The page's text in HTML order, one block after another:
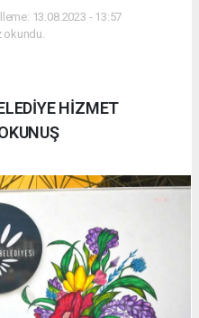
13.08.2023 - 13:57
okundu.
HİZMET